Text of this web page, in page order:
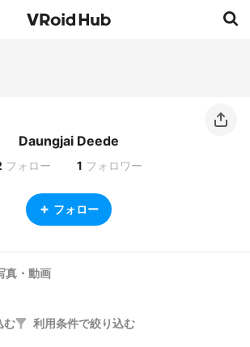
Daungjai Deede
フォロー 1 フォロワー
フォロー
真・動画
む 利用条件で絞り込む